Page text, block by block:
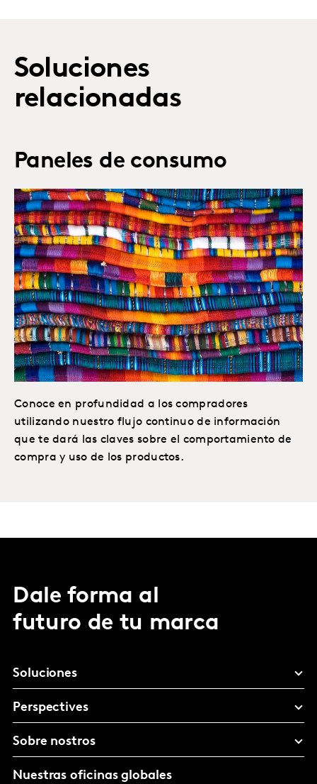
Soluciones
relacionadas
Paneles de consumo
Conoce en profundidad a los compradores
utilizando nuestro flujo continuo de información
que te dará las claves sobre el comportamiento de
compra y uso de los productos.
Dale forma al
futuro de tu marca
Soluciones
Perspectives
Sobre nostros
Nuestras oficinas globales